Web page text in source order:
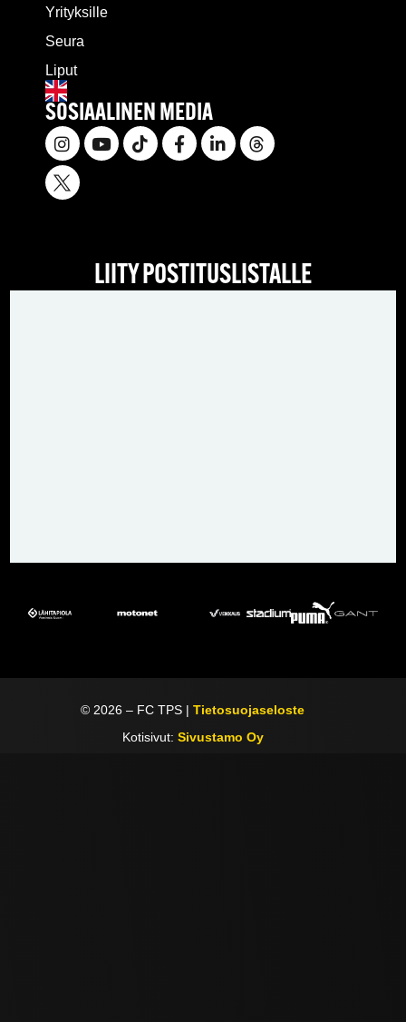
Yrityksille
Seura
Liput
SOSIAALINEN MEDIA
LIITY POSTITUSLISTALLE
© 2026 – FC TPS |Tietosuojaseloste
Kotisivut: Sivustamo Oy